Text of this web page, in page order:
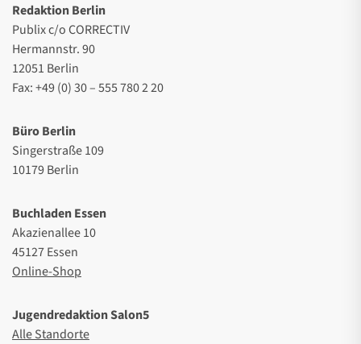
Redaktion Berlin
Publix c/o CORRECTIV
Hermannstr. 90
12051 Berlin
Fax: +49 (0) 30 – 555 780 2 20
Büro Berlin
Singerstraße 109
10179 Berlin
Buchladen Essen
Akazienallee 10
45127 Essen
Online-Shop
Jugendredaktion Salon5
Alle Standorte